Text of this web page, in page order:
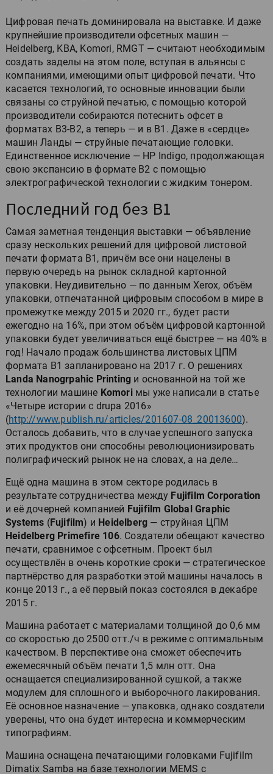
Цифровая печать доминировала на выставке. И даже
крупнейшие производители офсетных машин —
Heidelberg, KBA, Komori, RMGT — считают необходимым
создать заделы на этом поле, вступая в альянсы с
компаниями, имеющими опыт цифровой печати. Что
касается технологий, то основные инновации были
связаны со струйной печатью, с помощью которой
производители собираются потеснить офсет в
форматах B3-B2, а теперь — и в B1. Даже в «сердце»
машин Ланды — струйные печатающие головки.
Единственное исключение — HP Indigo, продолжающая
свою экспансию в формате B2 с помощью
электрографической технологии с жидким тонером.
Последний год без B1
Самая заметная тенденция выставки — объявление
сразу нескольких решений для цифровой листовой
печати формата B1, причём все они нацелены в
первую очередь на рынок складной картонной
упаковки. Неудивительно — по данным Xerox, объём
упаковки, отпечатанной цифровым способом в мире в
промежутке между 2015 и 2020 гг., будет расти
ежегодно на 16%, при этом объём цифровой картонной
упаковки будет увеличиваться ещё быстрее — на 40% в
год! Начало продаж большинства листовых ЦПМ
формата B1 запланировано на 2017 г. О решениях
Landa Nanogrpahic Printing и основанной на той же
технологии машине Komoriмы уже написали в статье
«Четыре истории с drupa 2016»
(http://www.publish.ru/articles/201607-08_20013600).
Осталось добавить, что в случае успешного запуска
этих продуктов они способны революционизировать
полиграфический рынок не на словах, а на деле…
Ещё одна машина в этом секторе родилась в
результате сотрудничества между Fujifilm Corporation
и её дочерней компанией Fujifilm Global Graphic
Systems (Fujifilm) и Heidelberg — струйная ЦПМ
Heidelberg Primefire 106. Создатели обещают качество
печати, сравнимое с офсетным. Проект был
осуществлён в очень короткие сроки — стратегическое
партнёрство для разработки этой машины началось в
конце 2013 г., а её первый показ состоялся в декабре
2015 г.
Машина работает с материалами толщиной до 0,6 мм
со скоростью до 2500 отт./ч в режиме с оптимальным
качеством. В перспективе она сможет обеспечить
ежемесячный объём печати 1,5 млн отт. Она
оснащается специализированной сушкой, а также
модулем для сплошного и выборочного лакирования.
Её основное назначение — упаковка, однако создатели
уверены, что она будет интересна и коммерческим
типографиям.
Машина оснащена печатающими головками Fujifilm
Dimatix Samba на базе технологии MEMS с